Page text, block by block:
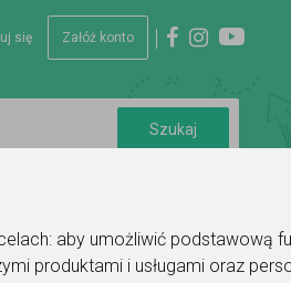
aby umożliwić podstawową
produktami i usługami oraz
się Załóż konto